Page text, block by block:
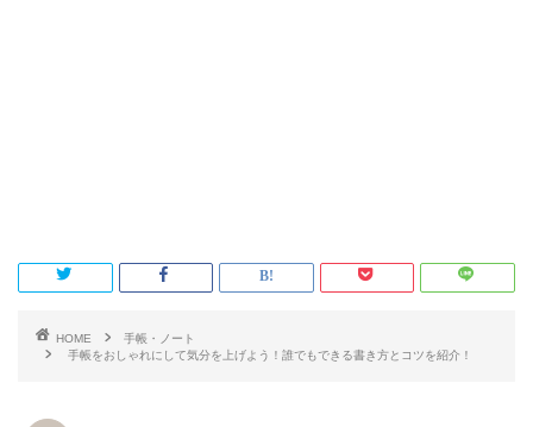
HOME
手帳・ノート
手帳をおしゃれにして気分を上げよう！誰でもできる書き方とコツを紹介！